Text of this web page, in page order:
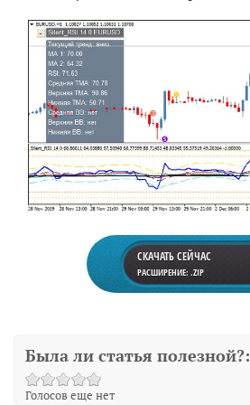
СКАЧАТЬ СЕЙЧАС
РАСШИРЕНИЕ: .ZIP
Была ли статья полезной?:
Голосов еще нет